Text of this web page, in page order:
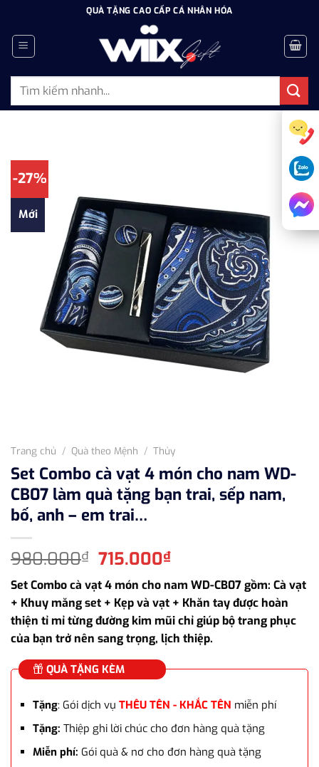
dung
QUÀ TẶNG CAO CẤP CÁ NHÂN HÓA
Tìm
-27%
Mới
Trang chủ / Quà theo Mệnh / Thủy
Set Combo cà vạt 4 món cho nam WD-
CB07 làm quà tặng bạn trai, sếp nam,
bố, anh – em trai…
980.000₫ Giá
gốc
là:
980.000₫.
715.000₫Giá
hiện
tại
là:
715.000₫.
Set Combo cà vạt 4 món cho nam WD-CB07 gồm: Cà vạt
+ Khuy măng set + Kẹp và vạt + Khăn tay được hoàn
thiện tỉ mỉ từng đường kim mũi chỉ giúp bộ trang phục
của bạn trở nên sang trọng, lịch thiệp.
QUÀ TẶNG KÈM
Tặng: Gói dịch vụ THÊU TÊN - KHẮC TÊN miễn phí
Tặng: Thiệp ghi lời chúc cho đơn hàng quà tặng
Miễn phí: Gói quà & nơ cho đơn hàng quà tặng